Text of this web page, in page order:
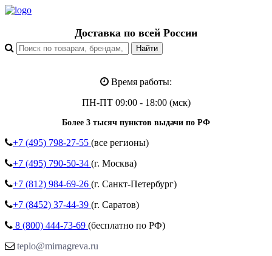
Доставка по всей России
Время работы:
ПН-ПТ 09:00 - 18:00 (мск)
Более 3 тысяч пунктов выдачи по РФ
+7 (495) 798-27-55 (все регионы)
+7 (495) 790-50-34 (г. Москва)
+7 (812) 984-69-26 (г. Санкт-Петербург)
+7 (8452) 37-44-39 (г. Саратов)
8 (800) 444-73-69 (бесплатно по РФ)
teplo@mirnagreva.ru